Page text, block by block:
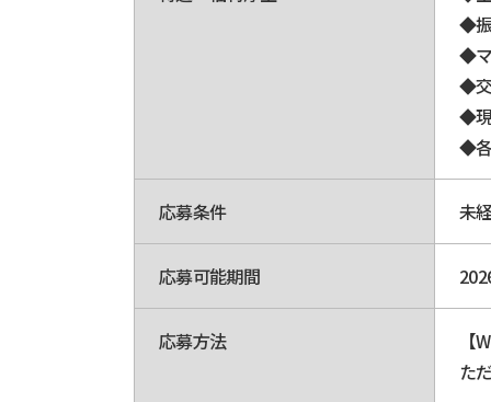
◆
◆
◆
◆
◆
応募条件 未
応募可能期間
応募方法
た